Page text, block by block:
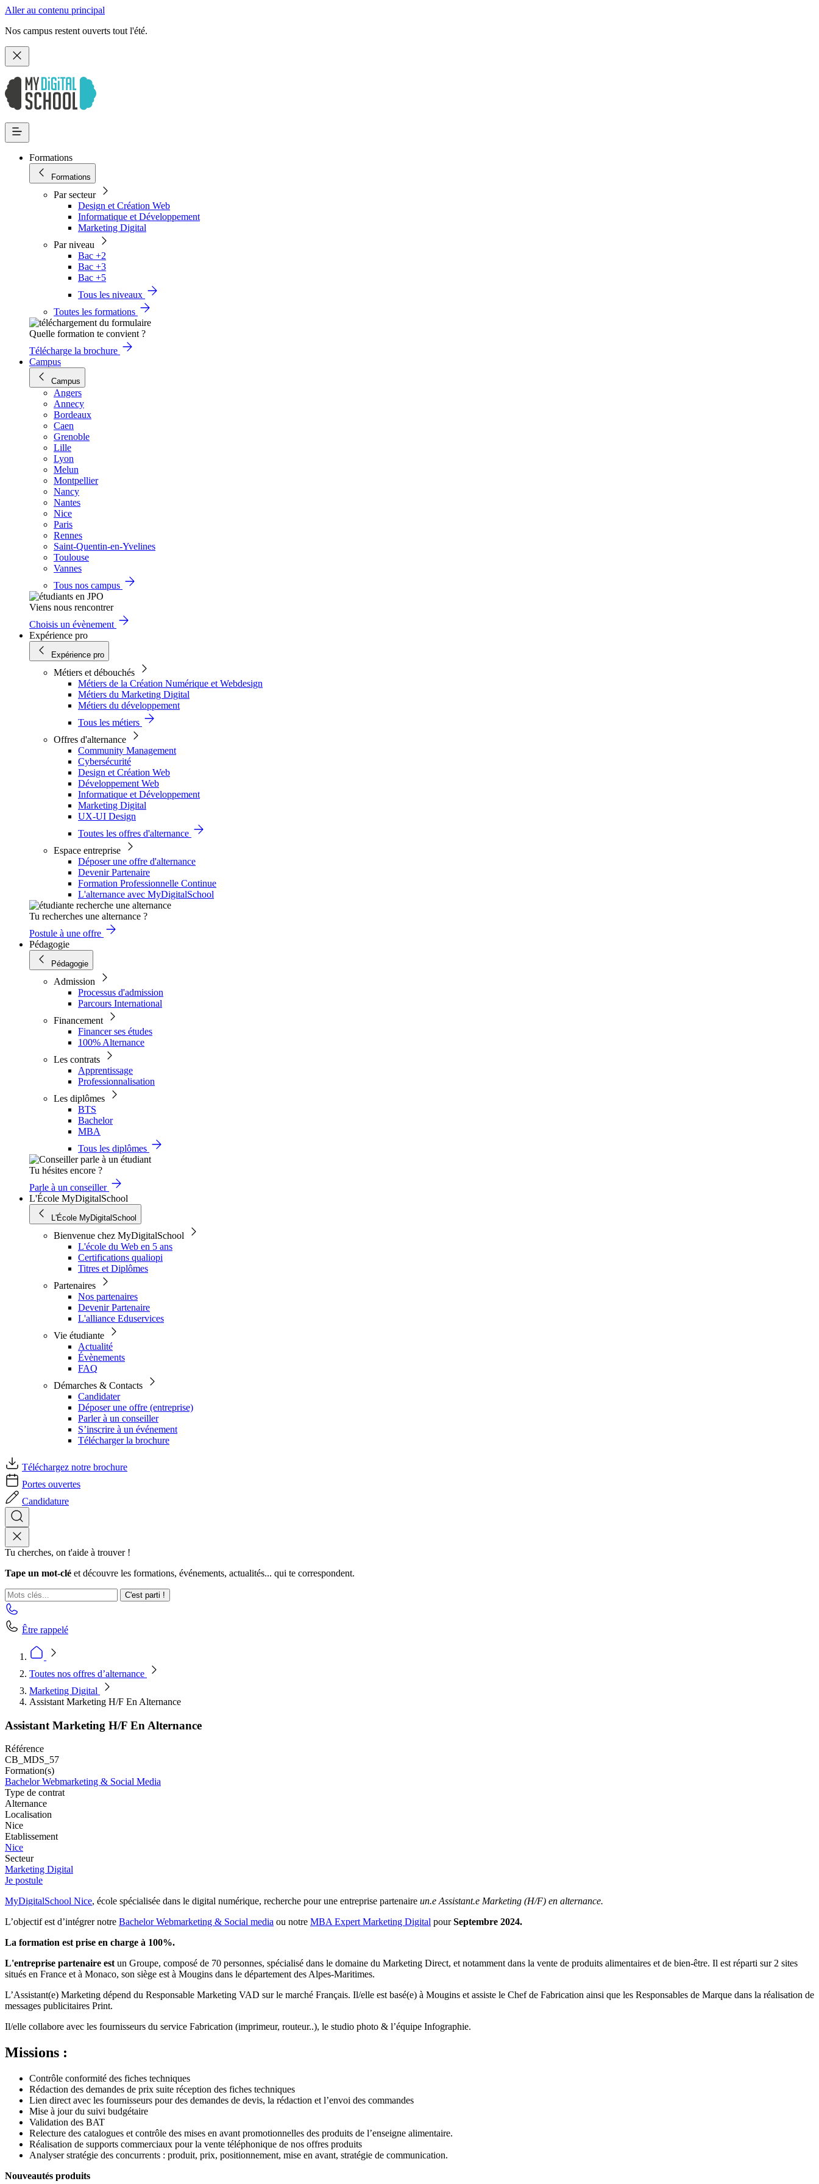
Aller au contenu principal
Nos campus restent ouverts tout l'été.
Formations
Formations
Par secteur
Design et Création Web
Informatique et Développement
Marketing Digital
Par niveau
Bac +2
Bac +3
Bac +5
Tous les niveaux
Toutes les formations
Quelle formation te convient ?
Télécharge la brochure
Campus
Campus
Angers
Annecy
Bordeaux
Caen
Grenoble
Lille
Lyon
Melun
Montpellier
Nancy
Nantes
Nice
Paris
Rennes
Saint-Quentin-en-Yvelines
Toulouse
Vannes
Tous nos campus
Viens nous rencontrer
Choisis un évènement
Expérience pro
Expérience pro
Métiers et débouchés
Métiers de la Création Numérique et Webdesign
Métiers du Marketing Digital
Métiers du développement
Tous les métiers
Offres d'alternance
Community Management
Cybersécurité
Design et Création Web
Développement Web
Informatique et Développement
Marketing Digital
UX-UI Design
Toutes les offres d'alternance
Espace entreprise
Déposer une offre d'alternance
Devenir Partenaire
Formation Professionnelle Continue
L'alternance avec MyDigitalSchool
Tu recherches une alternance ?
Postule à une offre
Pédagogie
Pédagogie
Admission
Processus d'admission
Parcours International
Financement
Financer ses études
100% Alternance
Les contrats
Apprentissage
Professionnalisation
Les diplômes
BTS
Bachelor
MBA
Tous les diplômes
Tu hésites encore ?
Parle à un conseiller
L'École MyDigitalSchool
L'École MyDigitalSchool
Bienvenue chez MyDigitalSchool
L'école du Web en 5 ans
Certifications qualiopi
Titres et Diplômes
Partenaires
Nos partenaires
Devenir Partenaire
L'alliance Eduservices
Vie étudiante
Actualité
Évènements
FAQ
Démarches & Contacts
Candidater
Déposer une offre (entreprise)
Parler à un conseiller
S’inscrire à un événement
Télécharger la brochure
Téléchargez notre brochure
Portes ouvertes
Candidature
Tu cherches, on t'aide à trouver !
Tape un mot-clé et découvre les formations, événements, actualités... qui te correspondent.
C'est parti !
Être rappelé
Toutes nos offres d’alternance
Marketing Digital
Assistant Marketing H/F En Alternance
Assistant Marketing H/F En Alternance
Référence
CB_MDS_57
Formation(s)
Bachelor Webmarketing & Social Media
Type de contrat
Alternance
Localisation
Nice
Etablissement
Nice
Secteur
Marketing Digital
Je postule
MyDigitalSchool Nice, école spécialisée dans le digital numérique, recherche pour une entreprise partenaire un.e Assistant.e Marketing (H/F) en alternance.
L’objectif est d’intégrer notre Bachelor Webmarketing & Social media ou notre MBA Expert Marketing Digital pourSeptembre 2024.
La formation est prise en charge à 100%.
L'entreprise partenaire estun Groupe, composé de 70 personnes, spécialisé dans le domaine du Marketing Direct, et notamment dans la vente de produits alimentaires et de bien-être. Il est réparti sur 2 sites
situés en France et à Monaco, son siège est à Mougins dans le département des Alpes-Maritimes.
L’Assistant(e) Marketing dépend du Responsable Marketing VAD sur le marché Français. Il/elle est basé(e) à Mougins et assiste le Chef de Fabrication ainsi que les Responsables de Marque dans la réalisation de
messages publicitaires Print.
Il/elle collabore avec les fournisseurs du service Fabrication (imprimeur, routeur..), le studio photo & l’équipe Infographie.
Missions :
Contrôle conformité des fiches techniques
Rédaction des demandes de prix suite réception des fiches techniques
Lien direct avec les fournisseurs pour des demandes de devis, la rédaction et l’envoi des commandes
Mise à jour du suivi budgétaire
Validation des BAT
Relecture des catalogues et contrôle des mises en avant promotionnelles des produits de l’enseigne alimentaire.
Réalisation de supports commerciaux pour la vente téléphonique de nos offres produits
Analyser stratégie des concurrents : produit, prix, positionnement, mise en avant, stratégie de communication.
Nouveautés produits